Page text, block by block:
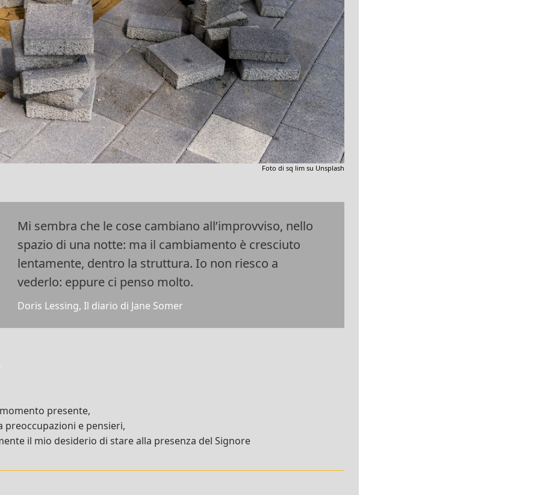
Foto di sq lim su Unsplash
Mi sembra che le cose cambiano all’improvviso, nello
spazio di una notte: ma il cambiamento è cresciuto
lentamente, dentro la struttura. Io non riesco a
vederlo: eppure ci penso molto.
Doris Lessing, Il diario di Jane Somer
presente,
preoccupazioni e pensieri,
il mio desiderio di stare alla presenza del Signore